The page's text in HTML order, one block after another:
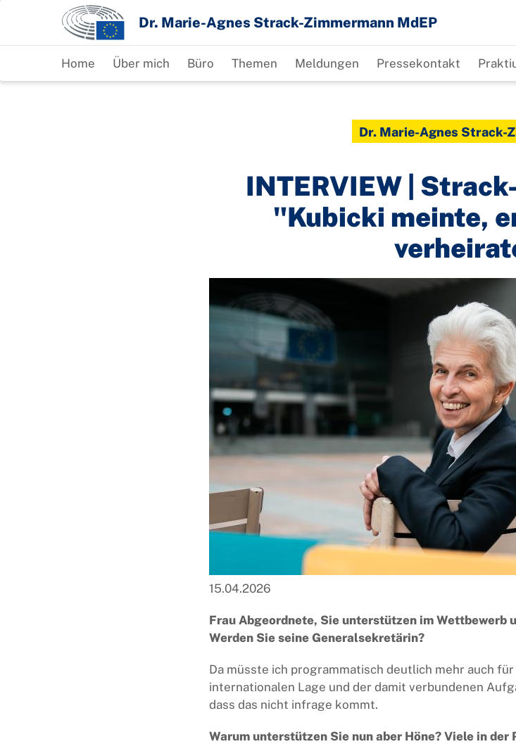
Inhalt
Dr. Marie-Agnes Strack-Zimmermann MdEP
Home Über mich Büro Themen Meldungen Pressekontakt
Dr. Marie-Agnes Strack-
INTERVIEW |
"Kubicki meinte,
15.04.2026
Frau Abgeordnete, Sie unterstützen im Wettbewerb
Werden Sie seine Generalsekretärin?
Da müsste ich programmatisch deutlich mehr auch
internationalen Lage und der damit verbundenen
dass das nicht infrage kommt.
Warum unterstützen Sie nun aber Höne? Viele in der